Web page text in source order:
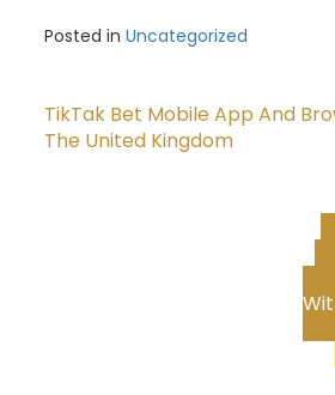
Posted inUncategorized
navigation
TikTak Bet Mobile App And
The United Kingdom